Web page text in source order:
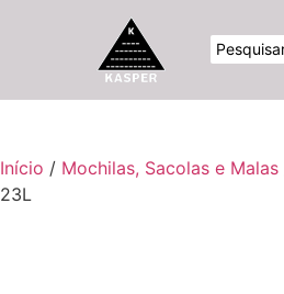
Início / Mochilas, Sacolas e Malas
23L